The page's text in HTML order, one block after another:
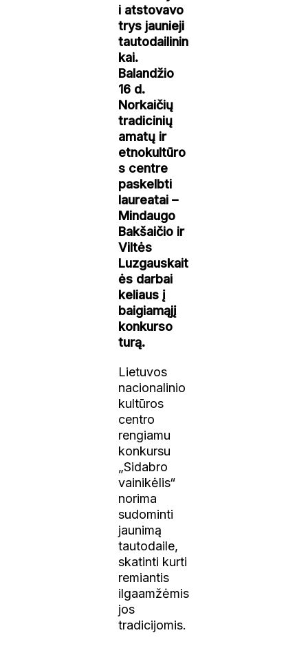
i atstovavo
trys jaunieji
tautodailinin
kai.
Balandžio
16 d.
Norkaičių
tradicinių
amatų ir
etnokultūro
s centre
paskelbti
laureatai –
Mindaugo
Bakšaičio ir
Viltės
Luzgauskait
ės darbai
keliaus į
baigiamąjį
konkurso
turą.
Lietuvos
nacionalinio
kultūros
centro
rengiamu
konkursu
„Sidabro
vainikėlis“
norima
sudominti
jaunimą
tautodaile,
skatinti kurti
remiantis
ilgaamžėmis
jos
tradicijomis.